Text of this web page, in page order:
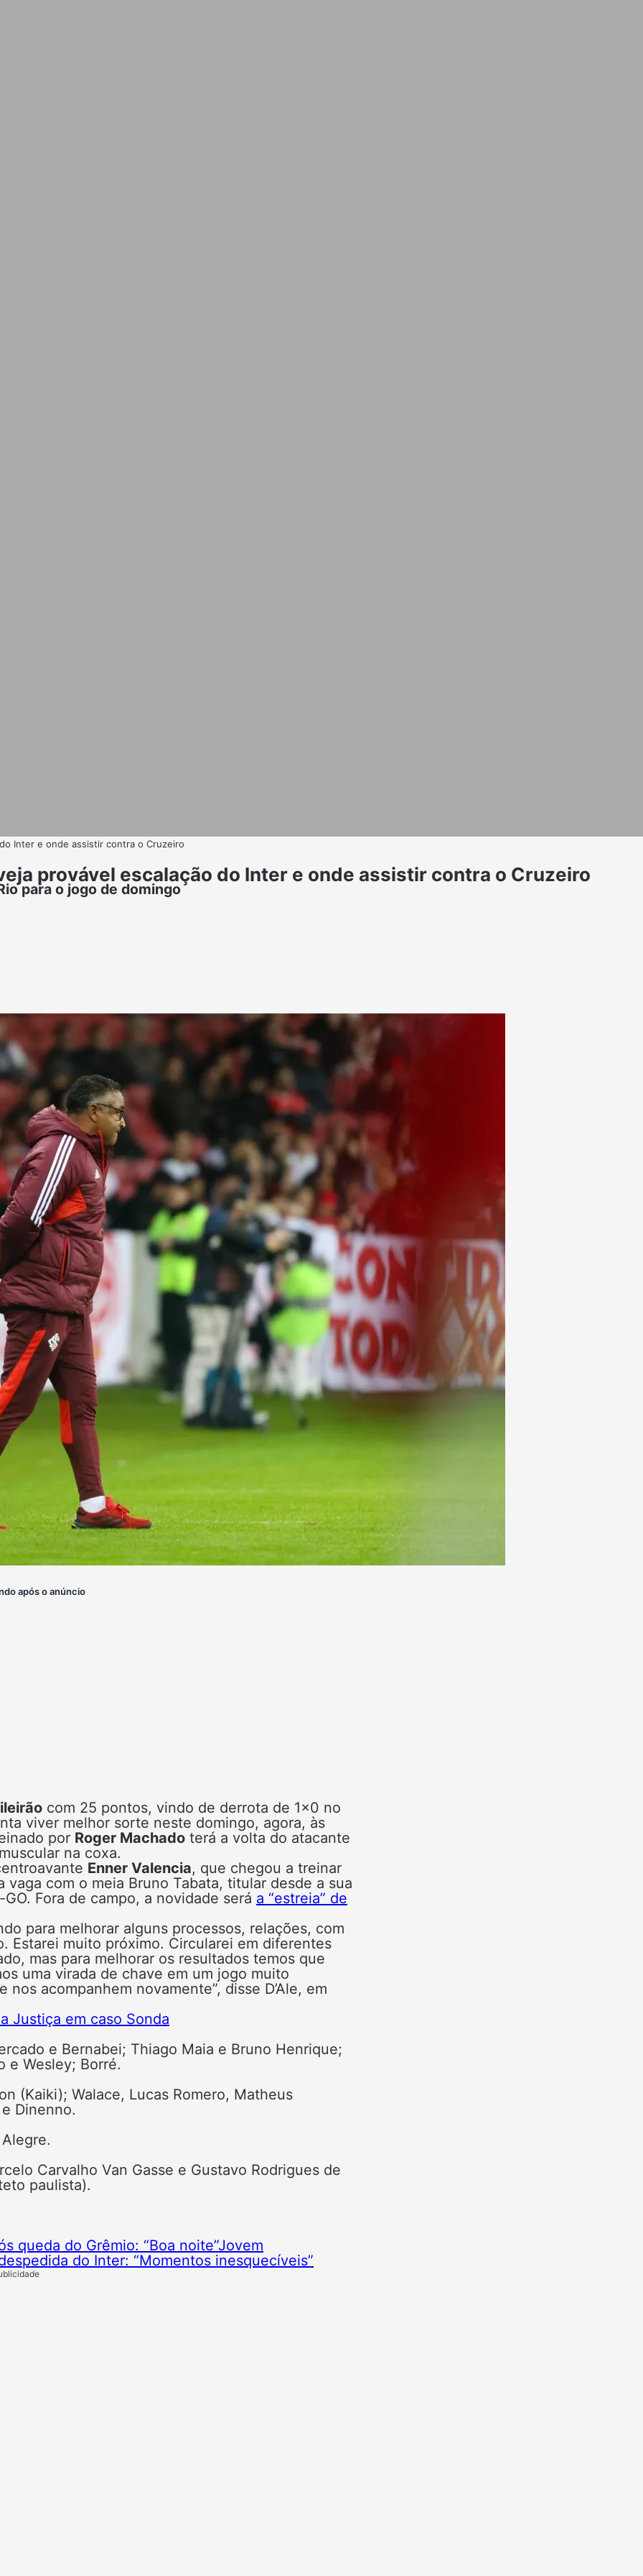
Inter e onde assistir contra o Cruzeiro
provável escalação do Inter e onde assistir contra o Cruzeiro
para o jogo de domingo
após o anúncio
com 25 pontos, vindo de derrota de 1×0 no
viver melhor sorte neste domingo, agora, às
por Roger Machado terá a volta do atacante
na coxa.
Enner Valencia, que chegou a treinar
com o meia Bruno Tabata, titular desde a sua
Fora de campo, a novidade será a “estreia” de
para melhorar alguns processos, relações, com
Estarei muito próximo. Circularei em diferentes
mas para melhorar os resultados temos que
uma virada de chave em um jogo muito
acompanhem novamente”, disse D’Ale, em
Justiça em caso Sonda
e Bernabei; Thiago Maia e Bruno Henrique;
e Wesley; Borré.
(Kaiki); Walace, Lucas Romero, Matheus
Dinenno.
Carvalho Van Gasse e Gustavo Rodrigues de
paulista).
queda do Grêmio: “Boa noite”Jovem
do Inter: “Momentos inesquecíveis”